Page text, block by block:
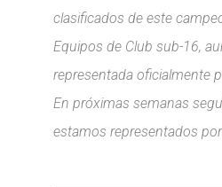
clasificados de este
Equipos de Club sub-16,
representada oficialmente
En próximas semanas
estamos representados